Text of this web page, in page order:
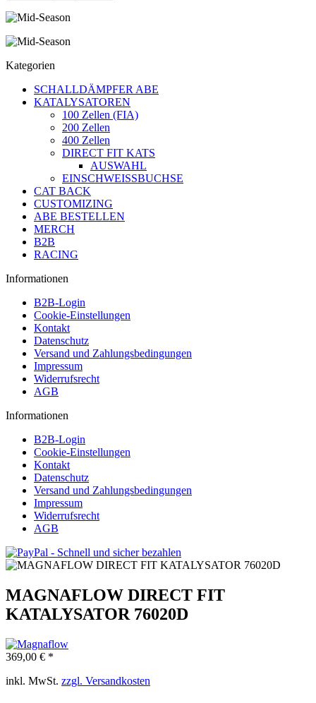
Kategorien
SCHALLDÄMPFER ABE
KATALYSATOREN
100 Zellen (FIA)
200 Zellen
400 Zellen
DIRECT FIT KATS
AUSWAHL
EINSCHWEISSBUCHSE
CAT BACK
CUSTOMIZING
ABE BESTELLEN
MERCH
B2B
RACING
Informationen
B2B-Login
Cookie-Einstellungen
Kontakt
Datenschutz
Versand und Zahlungsbedingungen
Impressum
Widerrufsrecht
AGB
Informationen
B2B-Login
Cookie-Einstellungen
Kontakt
Datenschutz
Versand und Zahlungsbedingungen
Impressum
Widerrufsrecht
AGB
MAGNAFLOW DIRECT FIT
KATALYSATOR 76020D
369,00 € *
inkl. MwSt. zzgl. Versandkosten